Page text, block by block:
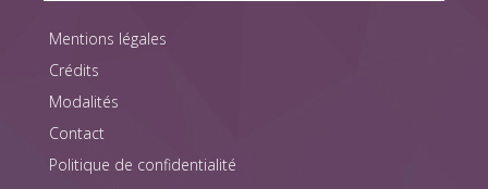
Mentions légales
Crédits
Modalités
Contact
Politique de confidentialité